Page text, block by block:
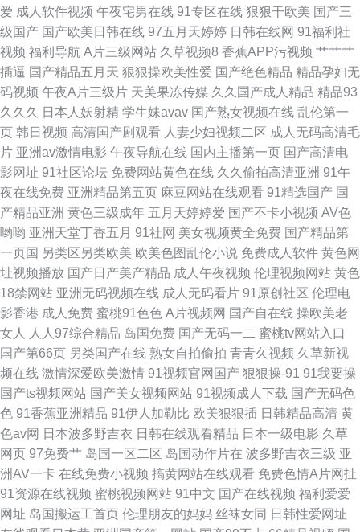
日韩视频福利导航 97色色网 激情福利午夜
爱 成人软件视频 午夜宅男在线 91专区在线 狠狠干欧美 国产三
级国产 国产欧美日韩在线 97五月天婷婷 日韩在线网 91福利社
视频 福利导航 A片三级网站 久草视频8 香蕉APP污视频 艹艹艹
插逼 国产精品五月天 狠狠操欧美性爱 国产绝色精品 精品孕妇无
码视频 午夜A片三级片 天美果冻传媒 久久国产成人精品 精品93
久久久
日本人妖射精 学生妹avav 国产熟女视频在线 乱伦第一
页 韩日视频 高清国产剧观看 人妻少妇视频二区 成人无码高清毛
片 亚洲av激情电影 午夜导航在线 国内主播第一页 国产高清电
影网址 91社区论坛 免费网站黄色在线 久久偷拍高清亚洲 91午
夜在线免费 亚洲精品第五页 麻豆网站在线观看 91精选国产 国
产精品亚洲 黄色三级成年 五月天婷婷爱 国产不卡小视频 AV色
哟哟 亚洲天堂丁香五月 91社网 美女视频黄全免费 国产精品第
一页国 另类区另类欧美 欧美色图乱伦小说 免费成人软件 黄色网
址视频播放 国产日产美产精品 成人午夜视频 伦理视频网站 黄色
18禁网站 亚洲无码视频在线 成人无码看片 91原创社区 伦理电
影香港 成人免费 蜜桃91色色 A片视频网 国产自在线 操欧美老
女人
人人97综合精品 岛国免费 国产无码一二 蜜桃tv网站入口
国产第66页 另类国产在线 熟女自拍偷拍 青青久视频 久草新视
频在线 激情深爱欧美激情 91视频官网国产 狠狠操-91 91我要操
国产ts视频网站 国产美女视频网站 91视频成人下载 国产无码色
色 91香蕉亚洲精品 91伊人加勒比 欧美狠狠插 日韩精品高清 黄
色av网 日本波多野吉衣 日韩在线观看精品 日本一级电影 久草
网页 97免费艹 岛国一区二区 岛国动作片在 波多野吉衣三级 亚
洲AV一卡 在线免费小视频 搞黄网站在线观看 免费色情A片网扯
91资源在线视频 蜜桃视频网站 91中文 国产在线视频 福利爱爱
网址 岛国搬运工首页 伦理朋友的妈妈 丝袜女同 日韩性爱网址